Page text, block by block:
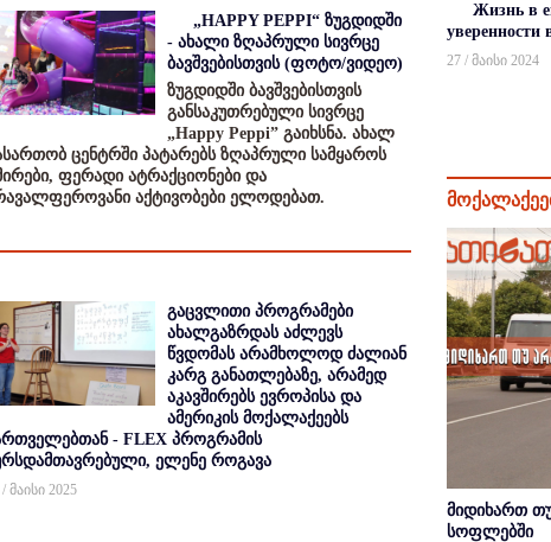
„HAPPY PEPPI“ ზუგდიდში
- ახალი ზღაპრული სივრცე
ბავშვებისთვის (ფოტო/ვიდეო)
ზუგდიდში ბავშვებისთვის
განსაკუთრებული სივრცე
„Happy Peppi” გაიხსნა. ახალ
ცენტრში პატარებს ზღაპრული სამყაროს
ფერადი ატრაქციონები და
აქტივობები ელოდებათ.
გაცვლითი პროგრამები
ახალგაზრდას აძლევს
წვდომას არამხოლოდ ძალიან
კარგ განათლებაზე, არამედ
აკავშირებს ევროპისა და
ამერიკის მოქალაქეებს
- FLEX პროგრამის
ელენე როგავა
/ მაისი 2025
Жизнь в
27 / მაისი 2024
მიდიხართ
სოფლებში